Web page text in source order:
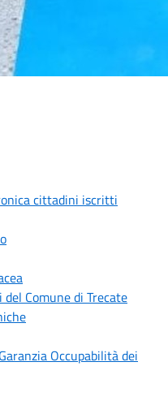
cittadini iscritti
Comune di Trecate
Occupabilità dei